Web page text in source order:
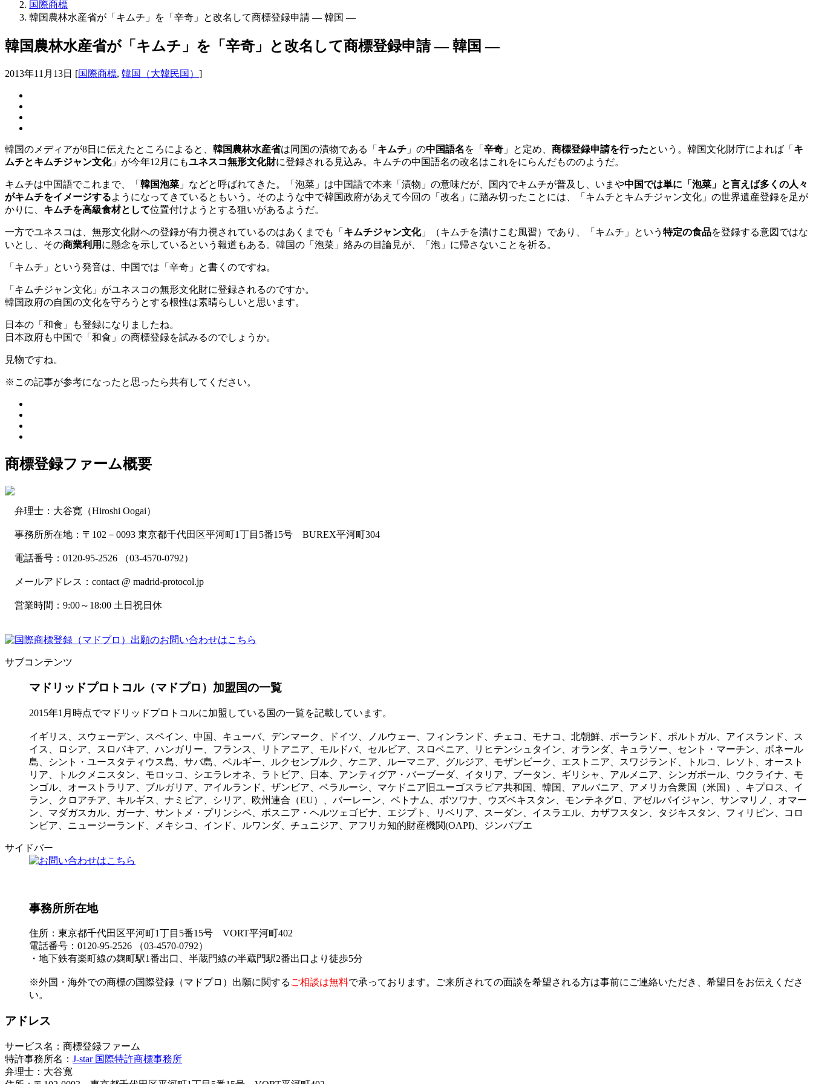
国際商標
韓国農林水産省が「キムチ」を「辛奇」と改名して商標登録申請 ― 韓国 ―
韓国農林水産省が「キムチ」を「辛奇」と改名して商標登録申請 ― 韓国 ―
2013年11月13日 [国際商標, 韓国（大韓民国） ]
韓国のメディアが8日に伝えたところによると、 韓国農林水産省は同国の漬物である「 キムチ 」の中国語名 を「 辛奇 」と定め、 商標登録申請を行ったという。韓国文化財庁によれば「 キ
ムチとキムチジャン文化」が今年12月にもユネスコ無形文化財に登録される見込み。キムチの中国語名の改名はこれをにらんだもののようだ。
キムチは中国語でこれまで、「 韓国泡菜 」などと呼ばれてきた。「泡菜」は中国語で本来「漬物」の意味だが、国内でキムチが普及し、いまや中国では単に「泡菜」と言えば多くの人々
がキムチをイメージするようになってきているともいう。そのような中で韓国政府があえて今回の「改名」に踏み切ったことには、「キムチとキムチジャン文化」の世界遺産登録を足が
かりに、 キムチを高級食材として位置付けようとする狙いがあるようだ。
一方でユネスコは、無形文化財への登録が有力視されているのはあくまでも「 キムチジャン文化」（キムチを漬けこむ風習）であり、「キムチ」という 特定の食品を登録する意図ではな
いとし、その商業利用 に懸念を示しているという報道もある。韓国の「泡菜」絡みの目論見が、「泡」に帰さないことを祈る。
「キムチ」という発音は、中国では「辛奇」と書くのですね。
「キムチジャン文化」がユネスコの無形文化財に登録されるのですか。
韓国政府の自国の文化を守ろうとする根性は素晴らしいと思います。
日本の「和食」も登録になりましたね。
日本政府も中国で「和食」の商標登録を試みるのでしょうか。
見物ですね。
※この記事が参考になったと思ったら共有してください。
商標登録ファーム概要
弁理士：大谷寛（Hiroshi Oogai）
事務所所在地：〒102－0093 東京都千代田区平河町1丁目5番15号 BUREX平河町304
電話番号：0120-95-2526 （03-4570-0792）
メールアドレス：contact @ madrid-protocol.jp
営業時間：9:00～18:00 土日祝日休
サブコンテンツ
マドリッドプロトコル（マドプロ）加盟国の一覧
2015年1月時点でマドリッドプロトコルに加盟している国の一覧を記載しています。
イギリス、スウェーデン、スペイン、中国、キューバ、デンマーク、ドイツ、ノルウェー、フィンランド、チェコ、モナコ、北朝鮮、ポーランド、ポルトガル、アイスランド、ス
イス、ロシア、スロバキア、ハンガリー、フランス、リトアニア、モルドバ、セルビア、スロベニア、リヒテンシュタイン、オランダ、キュラソー、セント・マーチン、ボネール
島、シント・ユースタティウス島、サバ島、ベルギー、ルクセンブルク、ケニア、ルーマニア、グルジア、モザンビーク、エストニア、スワジランド、トルコ、レソト、オースト
リア、トルクメニスタン、モロッコ、シエラレオネ、ラトビア、日本、アンティグア・バーブーダ、イタリア、ブータン、ギリシャ、アルメニア、シンガポール、ウクライナ、モ
ンゴル、オーストラリア、ブルガリア、アイルランド、ザンビア、ベラルーシ、マケドニア旧ユーゴスラビア共和国、韓国、アルバニア、アメリカ合衆国（米国）、キプロス、イ
ラン、クロアチア、キルギス、ナミビア、シリア、欧州連合（EU）、バーレーン、ベトナム、ボツワナ、ウズベキスタン、モンテネグロ、アゼルバイジャン、サンマリノ、オマー
ン、マダガスカル、ガーナ、サントメ・プリンシペ、ボスニア・ヘルツェゴビナ、エジプト、リベリア、スーダン、イスラエル、カザフスタン、タジキスタン、フィリピン、コロ
ンビア、ニュージーランド、メキシコ、インド、ルワンダ、チュニジア、アフリカ知的財産機関(OAPI)、ジンバブエ
サイドバー
事務所所在地
住所：東京都千代田区平河町1丁目5番15号 VORT平河町402
電話番号：0120-95-2526 （03-4570-0792）
・地下鉄有楽町線の麹町駅1番出口、半蔵門線の半蔵門駅2番出口より徒歩5分
※外国・海外での商標の国際登録（マドプロ）出願に関する ご相談は無料で承っております。ご来所されての面談を希望される方は事前にご連絡いただき、希望日をお伝えくださ
い。
アドレス
サービス名：商標登録ファーム
特許事務所名： J-star 国際特許商標事務所
弁理士：大谷寛